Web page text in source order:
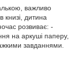
важливо
дитина
розвиває: -
на аркуші паперу,
завданнями.